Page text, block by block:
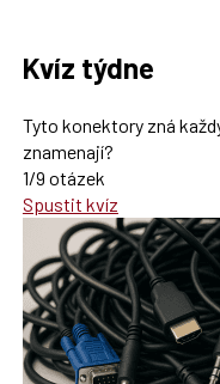
Kvíz týdne
Tyto konektory zná
znamenají?
1/9 otázek
Spustit kvíz